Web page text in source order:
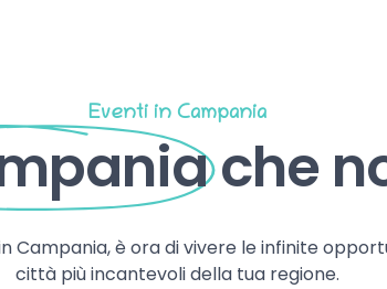
Eventi in Campania
che
Campania, è ora di vivere le infinite
città più incantevoli della tua regione.